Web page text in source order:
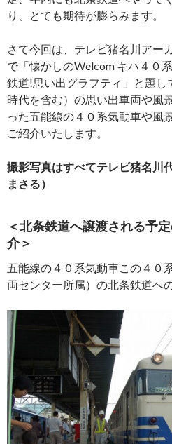
り、とても期待が膨らみます。
さて今回は、テレビ猪名川アー
で「懐かしのWelcom キハ４０
鉄道!思い出グラフティ」と題し
時代を含む）の思い出車両や風
った五能線の４０系気動車や風
ご紹介いたします。
撮影写真はすべてテレビ猪名
まさる）
＜北条鉄道へ譲渡される予
介＞
五能線の４０系気動車この４０
両センター所属）の北条鉄道へ